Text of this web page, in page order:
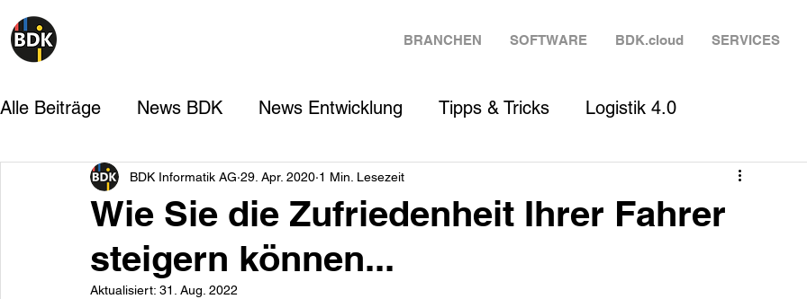
BRANCHEN SOFTWARE BDK.cloud SERVICES
Alle Beiträge News BDK News Entwicklung Tipps & Tricks Logistik 4.0
Wie Sie die Zufriedenheit Ihrer Fahrer
steigern können...
BDK Informatik AG 29. Apr. 2020 1 Min. Lesezeit
Aktualisiert: 31. Aug. 2022